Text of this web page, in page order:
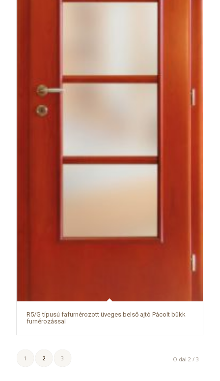
R5/G típusú fafurnérozott üveges belső ajtó Pácolt bükk
furnérozással
Oldal 2 / 3
1 2 3